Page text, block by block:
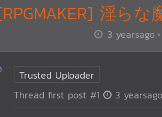
淫ら
3 yearsago
Trusted Uploader
Thread first post #1 3 yearsago